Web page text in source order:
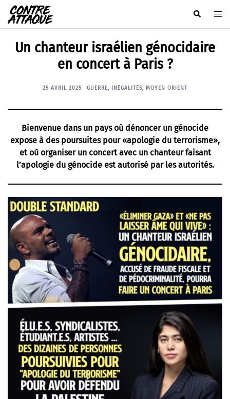
Aller
au
contenu
Rechercher
Un chanteur israélien génocidaire
en concert à Paris ?
25 AVRIL 2025 GUERRE, INÉGALITÉS, MOYEN ORIENT
Bienvenue dans un pays où dénoncer un génocide
expose à des poursuites pour «apologie du terrorisme»,
et où organiser un concert avec un chanteur faisant
l’apologie du génocide est autorisé par les autorités.